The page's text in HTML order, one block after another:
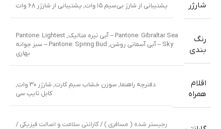
شارژر پشتیبانی از شارژ بی‌سیم ۱۵ وات , پشتیبانی از شارژر ۶۸ وات
رنگ
بندی
Pantone: Gibraltar Sea – آبی تیره متالیک ,
Pantone: Lightest
Sky – آبی آسمانی روشن
,
Pantone: Spring Bud – سبز جوانه
بهاری
اقلام
همراه
دفترچه راهنما, سوزن خشاب سیم کارت, شارژر ۳۰ وات
,
کابل تایپ سی
رجیستر شده ( مسافری ) / گارانتی سلامت و اصالت فیزیکی /